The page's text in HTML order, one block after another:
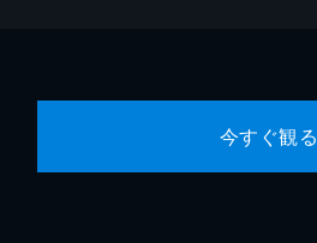
今すぐ観る